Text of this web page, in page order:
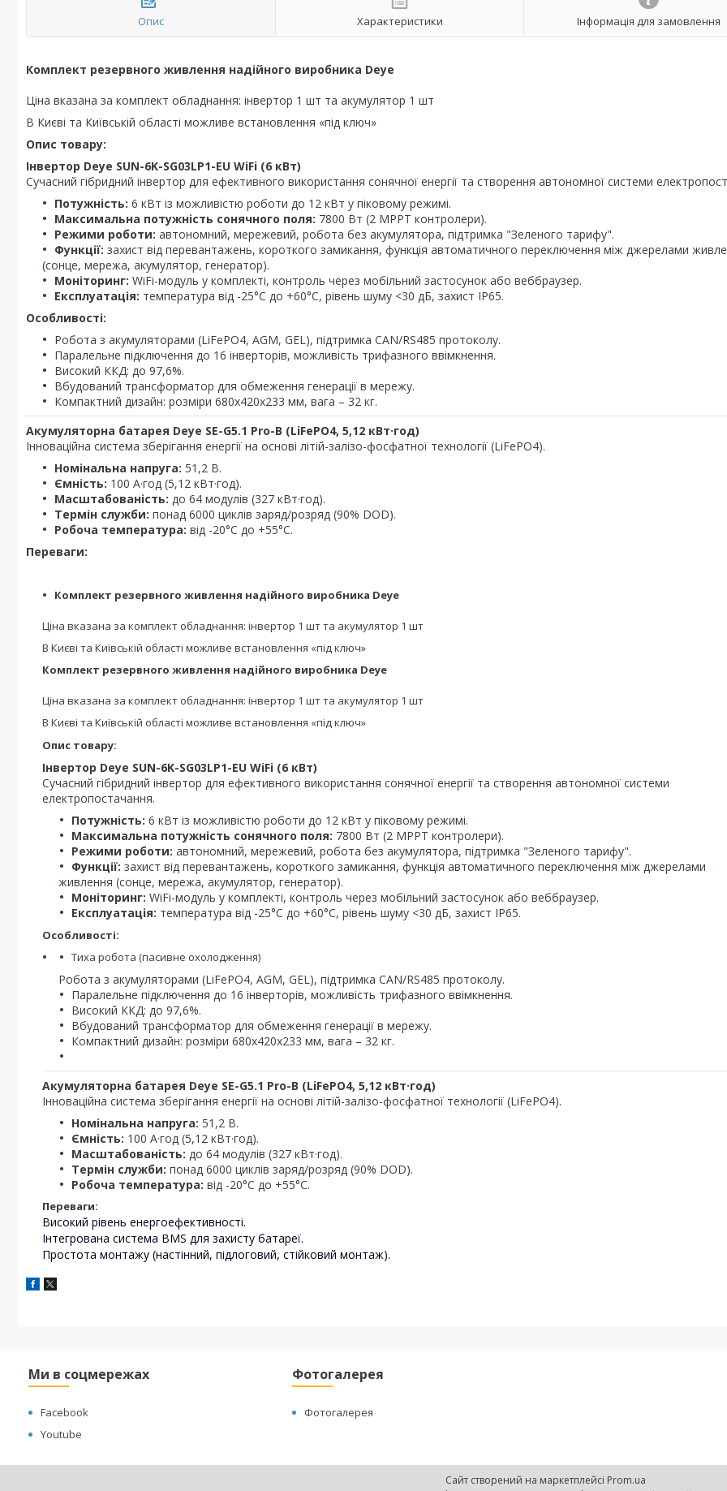
Опис Характеристики Інформація для замовлення
Комплект резервного живлення надійного виробника Deye
Ціна вказана за комплект обладнання: інвертор 1 шт та акумулятор 1 шт
В Києві та Київській області можливе встановлення «під ключ»
Опис товару:
Інвертор Deye SUN-6K-SG03LP1-EU WiFi (6 кВт)
Сучасний гібридний інвертор для ефективного використання сонячної енергії та створення автономної системи
Потужність: 6 кВт із можливістю роботи до 12 кВт у піковому режимі.
Максимальна потужність сонячного поля: 7800 Вт (2 MPPT контролери).
Режими роботи: автономний, мережевий, робота без акумулятора, підтримка "Зеленого тарифу".
Функції: захист від перевантажень, короткого замикання, функція автоматичного переключення між джерелами
(сонце, мережа, акумулятор, генератор).
Моніторинг: WiFi-модуль у комплекті, контроль через мобільний застосунок або веббраузер.
Експлуатація: температура від -25°C до +60°C, рівень шуму <30 дБ, захист IP65.
Особливості:
Робота з акумуляторами (LiFePO4, AGM, GEL), підтримка CAN/RS485 протоколу.
Паралельне підключення до 16 інверторів, можливість трифазного ввімкнення.
Високий ККД: до 97,6%.
Вбудований трансформатор для обмеження генерації в мережу.
Компактний дизайн: розміри 680х420х233 мм, вага – 32 кг.
Акумуляторна батарея Deye SE-G5.1 Pro-B (LiFePO4, 5,12 кВт·год)
Інноваційна система зберігання енергії на основі літій-залізо-фосфатної технології (LiFePO4).
Номінальна напруга: 51,2 В.
Ємність: 100 А·год (5,12 кВт·год).
Масштабованість: до 64 модулів (327 кВт·год).
Термін служби: понад 6000 циклів заряд/розряд (90% DOD).
Робоча температура: від -20°C до +55°C.
Переваги:
Комплект резервного живлення надійного виробника Deye
Ціна вказана за комплект обладнання: інвертор 1 шт та акумулятор 1 шт
В Києві та Київській області можливе встановлення «під ключ»
Комплект резервного живлення надійного виробника Deye
Ціна вказана за комплект обладнання: інвертор 1 шт та акумулятор 1 шт
В Києві та Київській області можливе встановлення «під ключ»
Опис товару:
Інвертор Deye SUN-6K-SG03LP1-EU WiFi (6 кВт)
Сучасний гібридний інвертор для ефективного використання сонячної енергії та створення автономної системи
електропостачання.
Потужність: 6 кВт із можливістю роботи до 12 кВт у піковому режимі.
Максимальна потужність сонячного поля: 7800 Вт (2 MPPT контролери).
Режими роботи: автономний, мережевий, робота без акумулятора, підтримка "Зеленого тарифу".
Функції: захист від перевантажень, короткого замикання, функція автоматичного переключення між джерелами
живлення (сонце, мережа, акумулятор, генератор).
Моніторинг: WiFi-модуль у комплекті, контроль через мобільний застосунок або веббраузер.
Експлуатація: температура від -25°C до +60°C, рівень шуму <30 дБ, захист IP65.
Особливості:
Тиха робота (пасивне охолодження)
Робота з акумуляторами (LiFePO4, AGM, GEL), підтримка CAN/RS485 протоколу.
Паралельне підключення до 16 інверторів, можливість трифазного ввімкнення.
Високий ККД: до 97,6%.
Вбудований трансформатор для обмеження генерації в мережу.
Компактний дизайн: розміри 680х420х233 мм, вага – 32 кг.
Акумуляторна батарея Deye SE-G5.1 Pro-B (LiFePO4, 5,12 кВт·год)
Інноваційна система зберігання енергії на основі літій-залізо-фосфатної технології (LiFePO4).
Номінальна напруга: 51,2 В.
Ємність: 100 А·год (5,12 кВт·год).
Масштабованість: до 64 модулів (327 кВт·год).
Термін служби: понад 6000 циклів заряд/розряд (90% DOD).
Робоча температура: від -20°C до +55°C.
Переваги:
Високий рівень енергоефективності.
Інтегрована система BMS для захисту батареї.
Простота монтажу (настінний, підлоговий, стійковий монтаж).
Ми в соцмережах
Facebook
Youtube
Фотогалерея
Фотогалерея
Сайт створений на маркетплейсі Prom.ua